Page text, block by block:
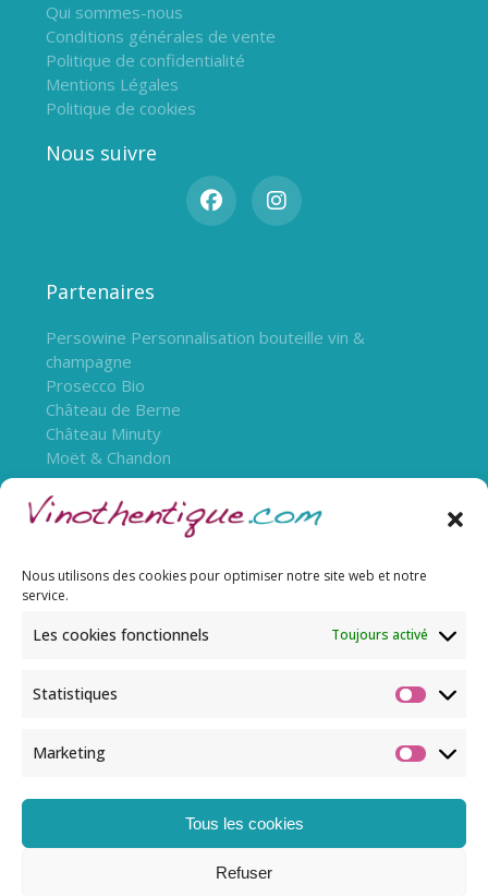
Nous utilisons des cookies pour optimiser notre site web et notre
service.
Les cookies fonctionnels Toujours activé
Statistiques
Marketing
Tous les cookies
Refuser
Qui sommes-nous
Conditions générales de vente
Politique de confidentialité
Mentions Légales
Politique de cookies
Nous suivre
Partenaires
Persowine Personnalisation bouteille vin &
champagne
Prosecco Bio
Château de Berne
Château Minuty
Moët & Chandon
L’abus d’alcool est dangereux pour la santé, à
© Copyright 2022 Vinothentique. Tous droits